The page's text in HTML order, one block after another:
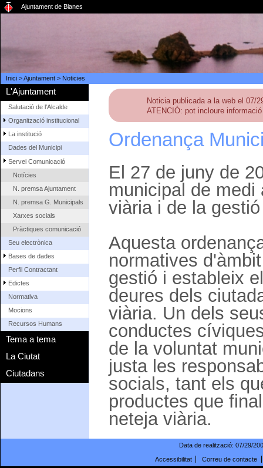
Ajuntament de Blanes
Inici>Ajuntament> Noticies
L'Ajuntament
Salutació de l'Alcalde
Organització institucional
La institució
Dades del Municipi
Servei Comunicació
Notícies
N. premsa Ajuntament
N. premsa G. Municipals
Xarxes socials
Pràctiques comunicació
Seu electrònica
Bases de dades
Perfil Contractant
Edictes
Normativa
Mocions
Recursos Humans
Tema a tema
La Ciutat
Ciutadans
Noticia publicada a la web el 07/
ATENCIÓ: pot incloure
Ordenança
El 27 de juny de
municipal de medi
viària i de la
Aquesta
normatives
gestió i estableix
deures dels
viària. Un dels
conductes
de la voluntat
justa les
socials, tant els
productes que
neteja viària.
Data de realització: 07/29/
Accessibilitat
Correu de contacte